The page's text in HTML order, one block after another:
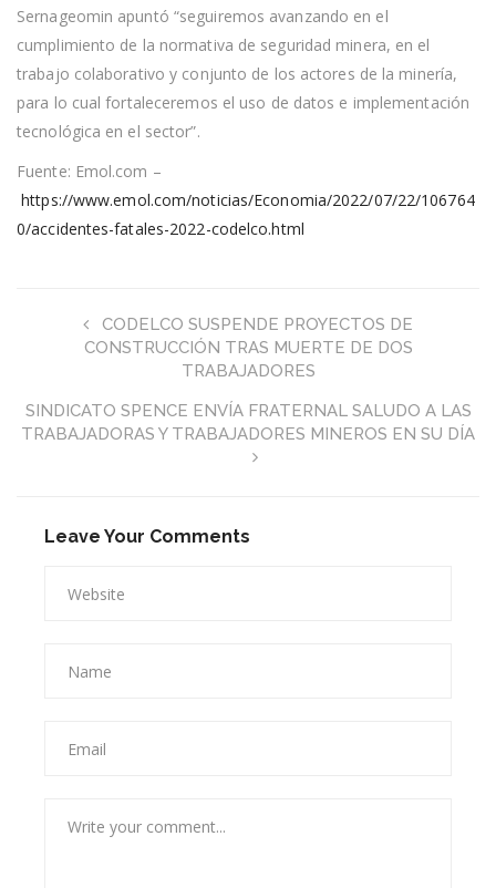
Sernageomin apuntó “seguiremos avanzando en el
cumplimiento de la normativa de seguridad minera, en el
trabajo colaborativo y conjunto de los actores de la minería,
para lo cual fortaleceremos el uso de datos e implementación
tecnológica en el sector”.
Fuente: Emol.com –
https://www.emol.com/noticias/Economia/2022/07/22/106764
0/accidentes-fatales-2022-codelco.html
CODELCO SUSPENDE PROYECTOS DE
CONSTRUCCIÓN TRAS MUERTE DE DOS
TRABAJADORES
SINDICATO SPENCE ENVÍA FRATERNAL SALUDO A LAS
TRABAJADORAS Y TRABAJADORES MINEROS EN SU DÍA
Leave Your Comments